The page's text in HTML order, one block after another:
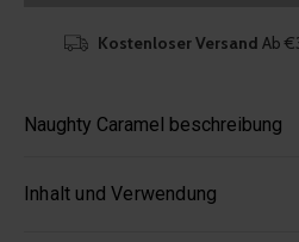
Kostenloser Versand Ab
Naughty Caramel beschreibung
Inhalt und Verwendung